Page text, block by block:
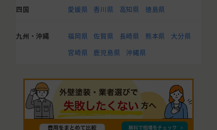
四国 愛媛県 香川県 高知県 徳島県
九州・沖縄 福岡県 佐賀県 長崎県 熊本県
大分県
宮崎県
鹿児島県 沖縄県